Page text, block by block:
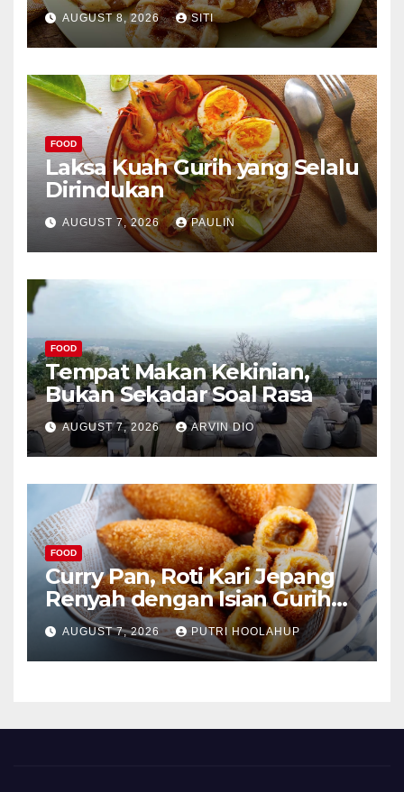
AUGUST 8, 2026 SITI
FOOD
Laksa Kuah Gurih yang Selalu
Dirindukan
AUGUST 7, 2026 PAULIN
FOOD
Tempat Makan Kekinian,
Bukan Sekadar Soal Rasa
AUGUST 7, 2026 ARVIN DIO
FOOD
Curry Pan, Roti Kari Jepang
Renyah dengan Isian Gurih
Menggoda
AUGUST 7, 2026 PUTRI HOOLAHUP